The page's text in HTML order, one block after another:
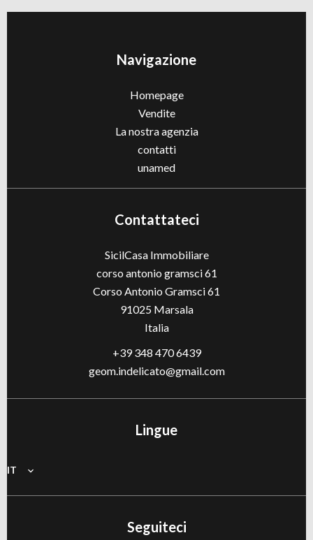
Navigazione
Homepage
Vendite
La nostra agenzia
contatti
unamed
Contattateci
SicilCasa Immobiliare
corso antonio gramsci 61
Corso Antonio Gramsci 61
91025Marsala
Italia
+39 348 470 6439
geom.indelicato@gmail.com
Lingue
IT
Seguiteci